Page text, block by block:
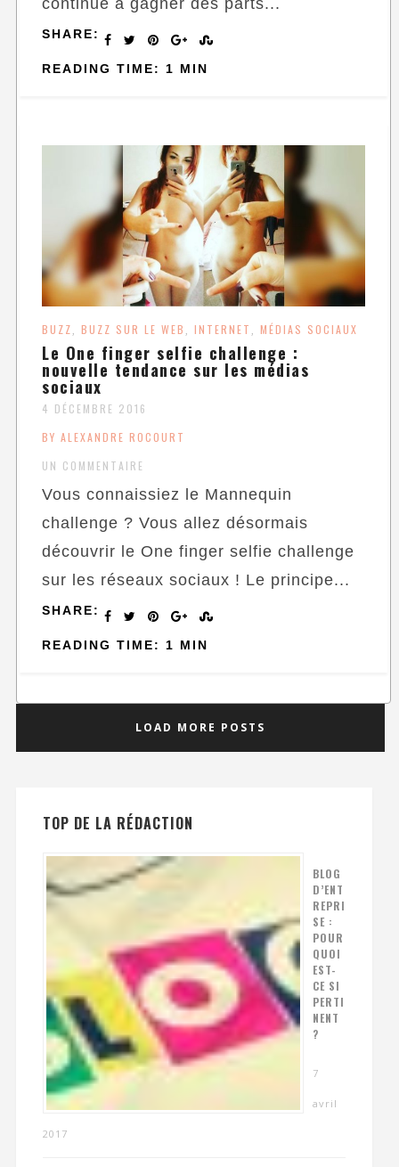
continue à gagner des parts...
SHARE:
READING TIME: 1 MIN
BUZZ , BUZZ SUR LE WEB , INTERNET , MÉDIAS SOCIAUX
Le One finger selfie challenge :
nouvelle tendance sur les médias
sociaux
4 DÉCEMBRE 2016
BY ALEXANDRE ROCOURT
UN COMMENTAIRE
Vous connaissiez le Mannequin
challenge ? Vous allez désormais
découvrir le One finger selfie challenge
sur les réseaux sociaux ! Le principe...
SHARE:
READING TIME: 1 MIN
LOAD MORE POSTS
TOP DE LA RÉDACTION
BLOG
D’ENT
REPRI
SE :
POUR
QUOI
EST-
CE SI
PERTI
NENT
?
7
avril
2017